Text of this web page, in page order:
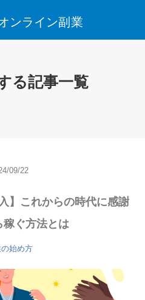
ンライン副業
る記事一覧
09/22
】これからの時代に感謝
稼ぐ方法とは
始め方